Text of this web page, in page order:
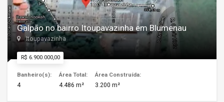
Galpão no bairro Itoupavazinha em Blumenau
Itoupavazinha
R$ 6.900.000,00
Banheiro(s):
4
Área Total:
4.486 m²
Área Construída:
3.200 m²